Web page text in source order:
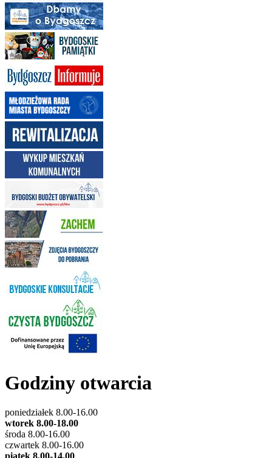
Godziny otwarcia
poniedziałek 8.00-16.00
wtorek 8.00-18.00
środa 8.00-16.00
czwartek 8.00-16.00